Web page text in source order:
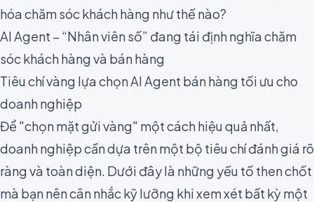
hóa chăm sóc khách hàng như thế nào?
AI Agent – “Nhân viên số” đang tái định nghĩa chăm
sóc khách hàng và bán hàng
Tiêu chí vàng lựa chọn AI Agent bán hàng tối ưu cho
doanh nghiệp
Để "chọn mặt gửi vàng" một cách hiệu quả nhất,
doanh nghiệp cần dựa trên một bộ tiêu chí đánh giá rõ
ràng và toàn diện. Dưới đây là những yếu tố then chốt
mà bạn nên cân nhắc kỹ lưỡng khi xem xét bất kỳ một